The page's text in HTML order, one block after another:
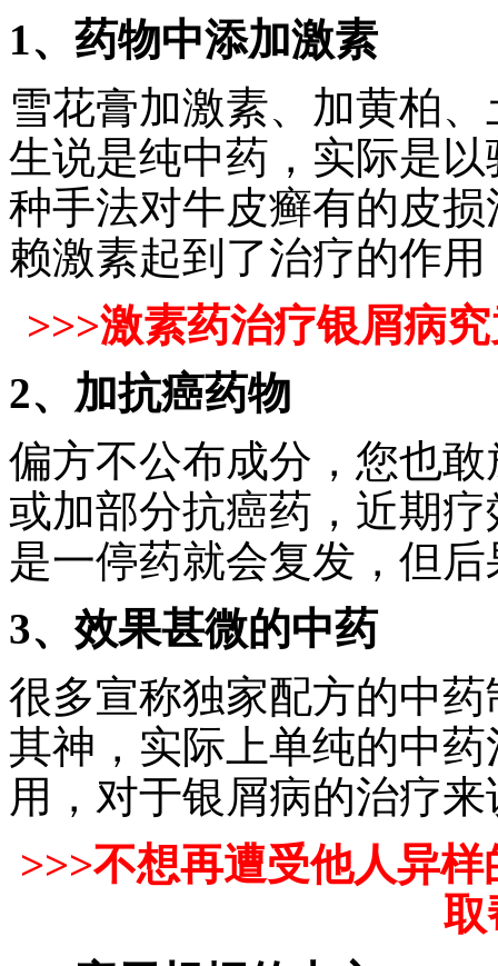
1、药物中添加激素
雪花膏加激素、加黄柏
生说是纯中药，实际是
种手法对牛皮癣有的皮
赖激素起到了治疗的作
>>>激素药治疗银屑病
2、加抗癌药物
偏方不公布成分，您也
或加部分抗癌药，近期
是一停药就会复发，但
3、效果甚微的中药
很多宣称独家配方的中
其神，实际上单纯的中
用，对于银屑病的治疗
>>>不想再遭受他人异
取